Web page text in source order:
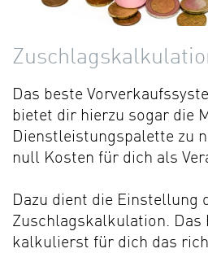
Das beste
bietet dir hierzu sogar die
Dienstleistungspalette zu
null Kosten für dich als
Dazu dient die Einstellung
Zuschlagskalkulation. Das
kalkulierst für dich das